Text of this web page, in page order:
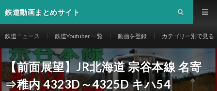
鉄道動画まとめサイト
鉄道ニュース 鉄道Youtuber 一覧 動画を登録 カテゴリー別で見る
【前面展望】JR北海道 宗谷本線 名寄
⇒稚内 4323D～4325D キハ54